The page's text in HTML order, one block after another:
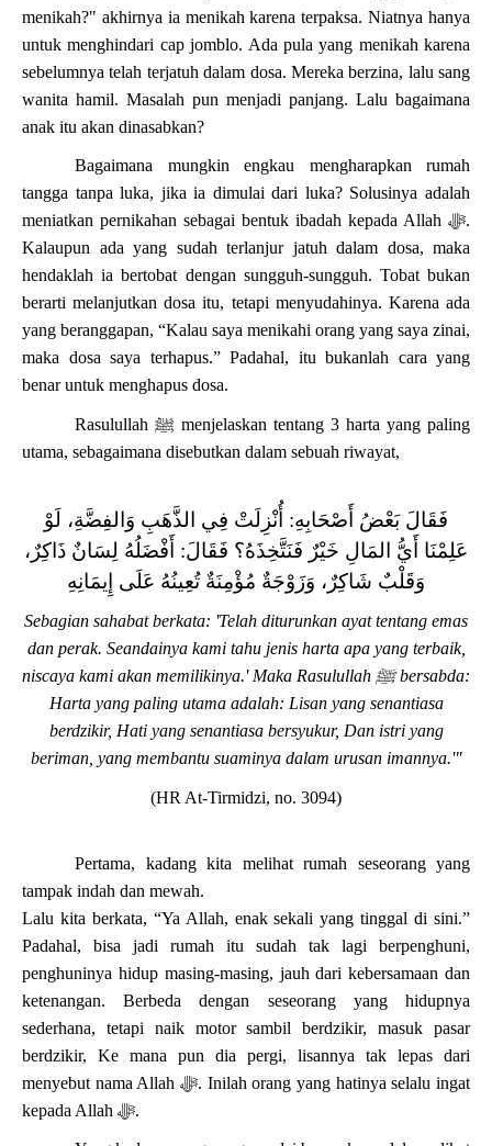
menikah?" akhirnya ia menikah karena terpaksa. Niatnya hanya
untuk menghindari cap jomblo. Ada pula yang menikah karena
sebelumnya telah terjatuh dalam dosa. Mereka berzina, lalu sang
wanita hamil. Masalah pun menjadi panjang. Lalu bagaimana
anak itu akan dinasabkan?
Bagaimana mungkin engkau mengharapkan rumah
tangga tanpa luka, jika ia dimulai dari luka? Solusinya adalah
meniatkan pernikahan sebagai bentuk ibadah kepada Allah ﷻ.
Kalaupun ada yang sudah terlanjur jatuh dalam dosa, maka
hendaklah ia bertobat dengan sungguh-sungguh. Tobat bukan
berarti melanjutkan dosa itu, tetapi menyudahinya. Karena ada
yang beranggapan, “Kalau saya menikahi orang yang saya zinai,
maka dosa saya terhapus.” Padahal, itu bukanlah cara yang
benar untuk menghapus dosa.
Rasulullah ﷺ menjelaskan tentang 3 harta yang paling
utama, sebagaimana disebutkan dalam sebuah riwayat,
فَقَالَ بَعْضُ أَصْحَابِهِ: أُنْزِلَتْ فِي الذَّهَبِ وَالفِضَّةِ، لَوْ
عَلِمْنَا أَيُّ المَالِ خَيْرٌ فَنَتَّخِذَهُ؟ فَقَالَ: أَفْضَلُهُ لِسَانٌ ذَاكِرٌ،
‌وَقَلْبٌ ‌شَاكِرٌ، وَزَوْجَةٌ مُؤْمِنَةٌ تُعِينُهُ عَلَى إِيمَانِهِ
Sebagian sahabat berkata: 'Telah diturunkan ayat tentang emas
dan perak. Seandainya kami tahu jenis harta apa yang terbaik,
niscaya kami akan memilikinya.' Maka Rasulullah ﷺbersabda:
Harta yang paling utama adalah: Lisan yang senantiasa
berdzikir, Hati yang senantiasa bersyukur, Dan istri yang
beriman, yang membantu suaminya dalam urusan imannya.'"
(HR At-Tirmidzi, no. 3094)
Pertama, kadang kita melihat rumah seseorang yang
tampak indah dan mewah.
Lalu kita berkata, “Ya Allah, enak sekali yang tinggal di sini.”
Padahal, bisa jadi rumah itu sudah tak lagi berpenghuni,
penghuninya hidup masing-masing, jauh dari kebersamaan dan
ketenangan. Berbeda dengan seseorang yang hidupnya
sederhana, tetapi naik motor sambil berdzikir, masuk pasar
berdzikir, Ke mana pun dia pergi, lisannya tak lepas dari
menyebut nama Allah ﷻ. Inilah orang yang hatinya selalu ingat
kepada Allah ﷻ.